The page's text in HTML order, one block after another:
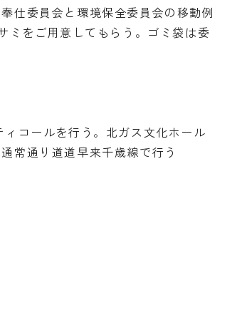
仕委員会と環境保全委員会の移動例
ミをご用意してもらう。ゴミ袋は委
コールを行う。北ガス文化ホール
常通り道道早来千歳線で行う